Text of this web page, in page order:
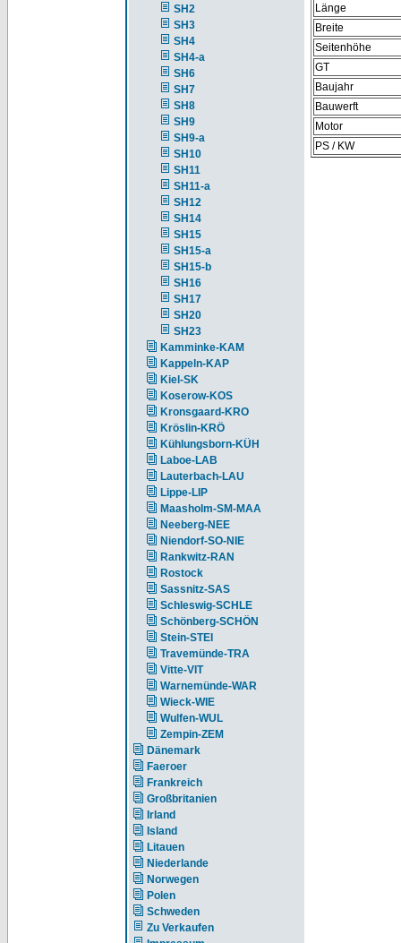
SH2
SH3
SH4
SH4-a
SH6
SH7
SH8
SH9
SH9-a
SH10
SH11
SH11-a
SH12
SH14
SH15
SH15-a
SH15-b
SH16
SH17
SH20
SH23
Kamminke-KAM
Kappeln-KAP
Kiel-SK
Koserow-KOS
Kronsgaard-KRO
Kröslin-KRÖ
Kühlungsborn-KÜH
Laboe-LAB
Lauterbach-LAU
Lippe-LIP
Maasholm-SM-MAA
Neeberg-NEE
Niendorf-SO-NIE
Rankwitz-RAN
Rostock
Sassnitz-SAS
Schleswig-SCHLE
Schönberg-SCHÖN
Stein-STEI
Travemünde-TRA
Vitte-VIT
Warnemünde-WAR
Wieck-WIE
Wulfen-WUL
Zempin-ZEM
Dänemark
Faeroer
Frankreich
Großbritanien
Irland
Island
Litauen
Niederlande
Norwegen
Polen
Schweden
Zu Verkaufen
Länge
Breite
Seitenhöhe
GT
Baujahr
Bauwerft
Motor
PS / KW